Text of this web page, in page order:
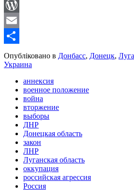
LinkedIn
WordPress
Email
Share
Опубліковано в Донбасс, Донецк,
Украина
аннексия
военное положение
война
вторжение
выборы
ДНР
Донецкая область
закон
ЛНР
Луганская область
оккупация
российская агрессия
Россия